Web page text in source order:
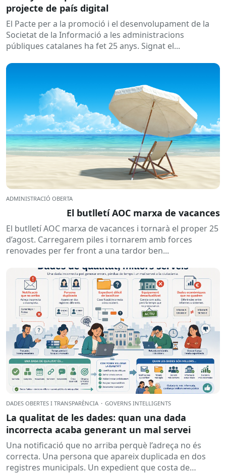
projecte de país digital
El Pacte per a la promoció i el desenvolupament de la
Societat de la Informació a les administracions
públiques catalanes ha fet 25 anys. Signat el...
ADMINISTRACIÓ OBERTA
El butlletí AOC marxa de vacances
El butlletí AOC marxa de vacances i tornarà el proper 25
d’agost. Carregarem piles i tornarem amb forces
renovades per fer front a una tardor ben...
DADES OBERTES I TRANSPARÈNCIA · GOVERNS INTEL·LIGENTS
La qualitat de les dades: quan una dada
incorrecta acaba generant un mal servei
Una notificació que no arriba perquè l’adreça no és
correcta. Una persona que apareix duplicada en dos
registres municipals. Un expedient que costa de